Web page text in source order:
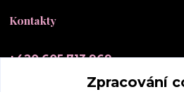
Kontakty
+420 605 713 969
Zpracování